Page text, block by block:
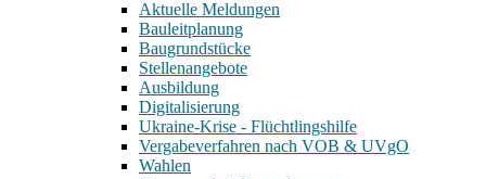
Aktuelle Meldungen
Bauleitplanung
Baugrundstücke
Stellenangebote
Ausbildung
Digitalisierung
Ukraine-Krise - Flüchtlingshilfe
Vergabeverfahren nach VOB & UVgO
Wahlen